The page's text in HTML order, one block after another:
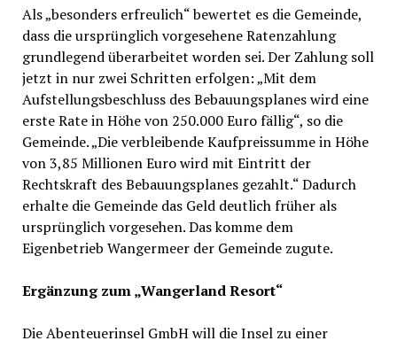
Als „besonders erfreulich“ bewertet es die Gemeinde,
dass die ursprünglich vorgesehene Ratenzahlung
grundlegend überarbeitet worden sei. Der Zahlung soll
jetzt in nur zwei Schritten erfolgen: „Mit dem
Aufstellungsbeschluss des Bebauungsplanes wird eine
erste Rate in Höhe von 250.000 Euro fällig“, so die
Gemeinde. „Die verbleibende Kaufpreissumme in Höhe
von 3,85 Millionen Euro wird mit Eintritt der
Rechtskraft des Bebauungsplanes gezahlt.“ Dadurch
erhalte die Gemeinde das Geld deutlich früher als
ursprünglich vorgesehen. Das komme dem
Eigenbetrieb Wangermeer der Gemeinde zugute.
Ergänzung zum „Wangerland Resort“
Die Abenteuerinsel GmbH will die Insel zu einer